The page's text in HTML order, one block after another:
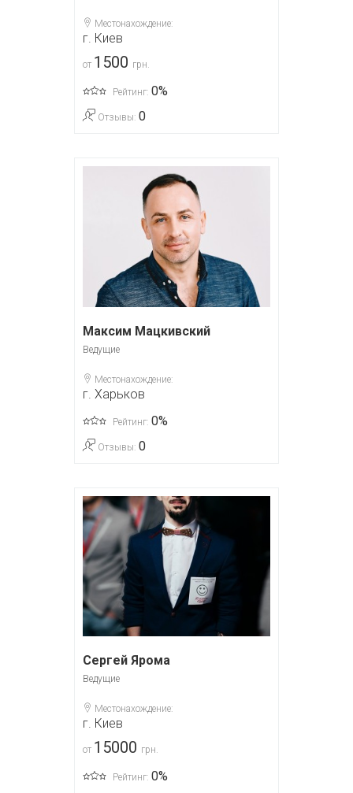
Местонахождение:
г. Киев
от 1500 грн.
Рейтинг: 0%
Отзывы: 0
Максим Мацкивский
Ведущие
Местонахождение:
г. Харьков
Рейтинг: 0%
Отзывы: 0
Сергей Ярома
Ведущие
Местонахождение:
г. Киев
от 15000 грн.
Рейтинг: 0%